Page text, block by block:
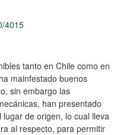
4015
tanto en Chile como en
mainfestado buenos
sin embargo las
han presentado
de origen, lo cual lleva
al respecto, para permitir